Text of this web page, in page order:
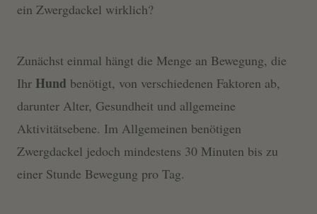
ein Zwergdackel wirklich?
Zunächst einmal hängt die Menge an Bewegung, die
Ihr Hund benötigt, von verschiedenen Faktoren ab,
darunter Alter, Gesundheit und allgemeine
Aktivitätsebene. Im Allgemeinen benötigen
Zwergdackel jedoch mindestens 30 Minuten bis zu
einer Stunde Bewegung pro Tag.